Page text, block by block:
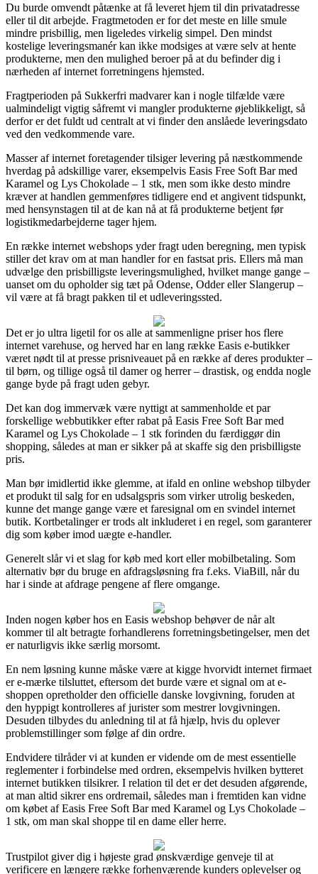
Du burde omvendt påtænke at få leveret hjem til din privatadresse
eller til dit arbejde. Fragtmetoden er for det meste en lille smule
mindre prisbillig, men ligeledes virkelig simpel. Den mindst
kostelige leveringsmanér kan ikke modsiges at være selv at hente
produkterne, men den mulighed beroer på at du befinder dig i
nærheden af internet forretningens hjemsted.
Fragtperioden på Sukkerfri madvarer kan i nogle tilfælde være
ualmindeligt vigtig såfremt vi mangler produkterne øjeblikkeligt, så
derfor er det fuldt ud centralt at vi finder den anslåede leveringsdato
ved den vedkommende vare.
Masser af internet foretagender tilsiger levering på næstkommende
hverdag på adskillige varer, eksempelvis Easis Free Soft Bar med
Karamel og Lys Chokolade – 1 stk, men som ikke desto mindre
kræver at handlen gemmenføres tidligere end et angivent tidspunkt,
med hensynstagen til at de kan nå at få produkterne betjent før
logistikmedarbejderne tager hjem.
En række internet webshops yder fragt uden beregning, men typisk
stiller det krav om at man handler for en fastsat pris. Ellers må man
udvælge den prisbilligste leveringsmulighed, hvilket mange gange –
uanset om du opholder sig tæt på Odense, Odder eller Slangerup –
vil være at få bragt pakken til et udleveringssted.
Det er jo ultra ligetil for os alle at sammenligne priser hos flere
internet varehuse, og herved har en lang række Easis e-butikker
været nødt til at presse prisniveauet på en række af deres produkter –
til børn, og tillige også til damer og herrer – drastisk, og endda nogle
gange byde på fragt uden gebyr.
Det kan dog immervæk være nyttigt at sammenholde et par
forskellige webbutikker efter rabat på Easis Free Soft Bar med
Karamel og Lys Chokolade – 1 stk forinden du færdiggør din
shopping, således at man er sikker på at skaffe sig den prisbilligste
pris.
Man bør imidlertid ikke glemme, at ifald en online webshop tilbyder
et produkt til salg for en udsalgspris som virker utrolig beskeden,
kunne det mange gange være et faresignal om en svindel internet
butik. Kortbetalinger er trods alt inkluderet i en regel, som garanterer
dig som køber imod uægte e-handler.
Generelt slår vi et slag for køb med kort eller mobilbetaling. Som
alternativ bør du bruge en afdragsløsning fra f.eks. ViaBill, når du
har i sinde at afdrage pengene af flere omgange.
Inden nogen køber hos en Easis webshop behøver de når alt
kommer til alt betragte forhandlerens forretningsbetingelser, men det
er naturligvis ikke særlig morsomt.
En nem løsning kunne måske være at kigge hvorvidt internet firmaet
er e-mærke tilsluttet, eftersom det burde være et signal om at e-
shoppen opretholder den officielle danske lovgivning, foruden at
den hyppigt kontrolleres af jurister som mestrer lovgivningen.
Desuden tilbydes du anledning til at få hjælp, hvis du oplever
problemstillinger som følge af din ordre.
Endvidere tilråder vi at kunden er vidende om de mest essentielle
reglementer i forbindelse med ordren, eksempelvis hvilken bytteret
internet butikken tilsikrer. I relation til det er det desuden afgørende,
at man altid sikrer ens ordremail, således man i fremtiden kan vidne
om købet af Easis Free Soft Bar med Karamel og Lys Chokolade –
1 stk, om man skal shoppe til en dame eller herre.
Trustpilot giver dig i højeste grad ønskværdige genveje til at
verificere en længere række forhenværende kunders oplevelser og